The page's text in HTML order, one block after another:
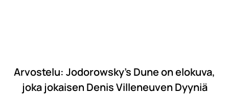
Arvostelu: Jodorowsky’s Dune on elokuva,
joka jokaisen Denis Villeneuven Dyyniä